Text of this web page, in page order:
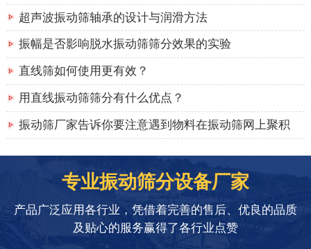
超声波振动筛轴承的设计与润滑方法
振幅是否影响脱水振动筛筛分效果的实验
直线筛如何使用更有效？
用直线振动筛筛分有什么优点？
振动筛厂家告诉你要注意遇到物料在振动筛网上聚积
专业振动筛分设备厂家
产品广泛应用各行业，凭借着完善的售后、优良的品质
及贴心的服务赢得了各行业点赞